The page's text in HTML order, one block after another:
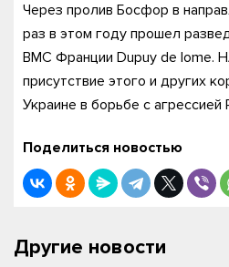
Через пролив Босфор в
раз в этом году прошел
ВМС Франции Dupuy de lome.
присутствие этого и других
Украине в борьбе с агрессией
Поделиться новостью
Другие новости